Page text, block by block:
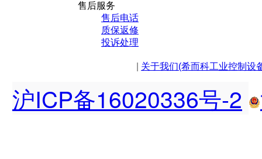
售后服务
售后电话
质保返修
投诉处理
关于我们(希而科工业控制设
沪ICP备16020336号-2